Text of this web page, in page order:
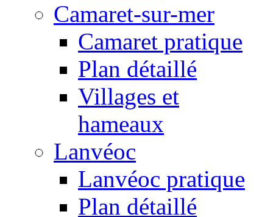
Camaret-sur-mer
Camaret pratique
Plan détaillé
Villages et
hameaux
Lanvéoc
Lanvéoc pratique
Plan détaillé